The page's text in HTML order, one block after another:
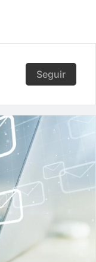
Seguir